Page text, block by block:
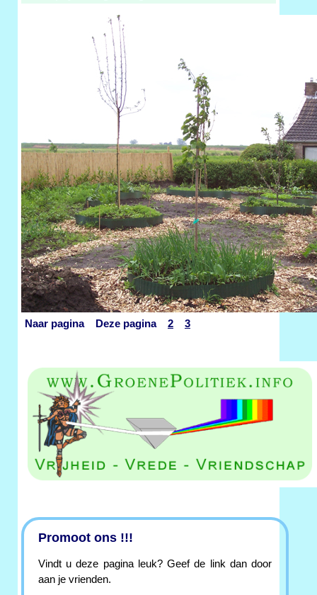
Naar pagina Deze pagina 2 3
Promoot ons !!!
Vindt u deze pagina leuk? Geef de link dan door
aan je vrienden.